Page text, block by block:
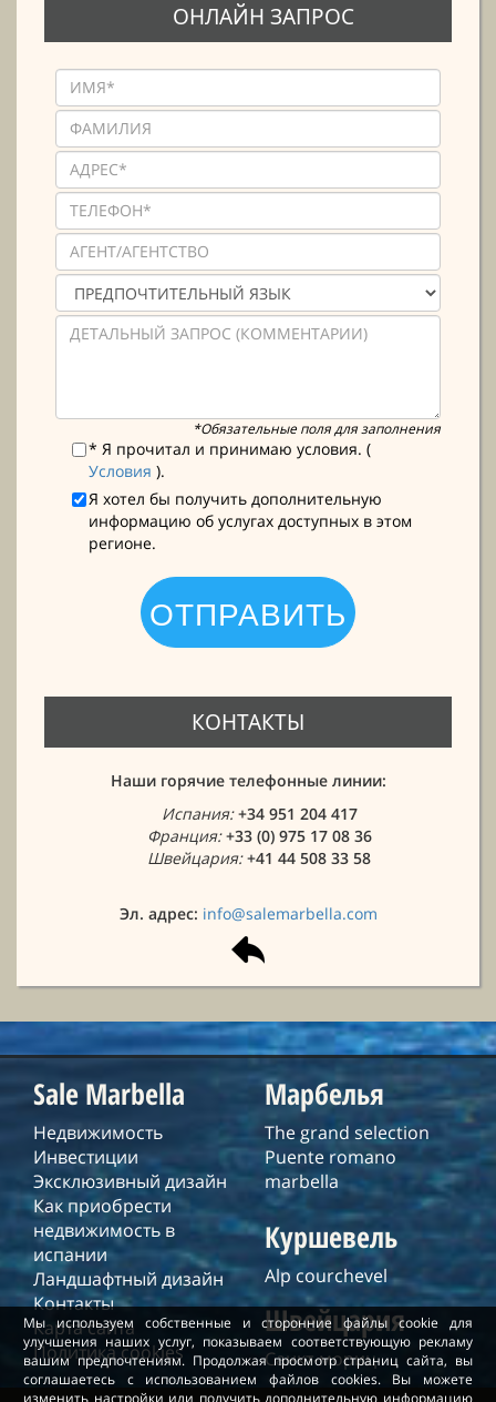
ОНЛАЙН ЗАПРОС
*Обязательные поля для заполнения
* Я прочитал и принимаю условия. (
Условия ).
Я хотел бы получить дополнительную
информацию об услугах доступных в этом
регионе.
КОНТАКТЫ
Наши горячие телефонные линии:
Испания:+34 951 204 417
Франция:+33 (0) 975 17 08 36
Швейцария:+41 44 508 33 58
Эл. адрес: info@salemarbella.com
Мы используем собственные и сторонние файлы cookie для
улучшения наших услуг, показываем соответствующую рекламу
вашим предпочтениям. Продолжая просмотр страниц сайта, вы
соглашаетесь с использованием файлов cookies. Вы можете
изменить настройки или получить дополнительную информацию
Sale Marbella
Недвижимость
Инвестиции
Эксклюзивный дизайн
Как приобрести
недвижимость в
испании
Ландшафтный дизайн
Контакты
Карта сайта
Политика cookies
Марбелья
The grand selection
Puente romano
marbella
Куршевель
Alp courchevel
Швейцария
Санкт-мориц